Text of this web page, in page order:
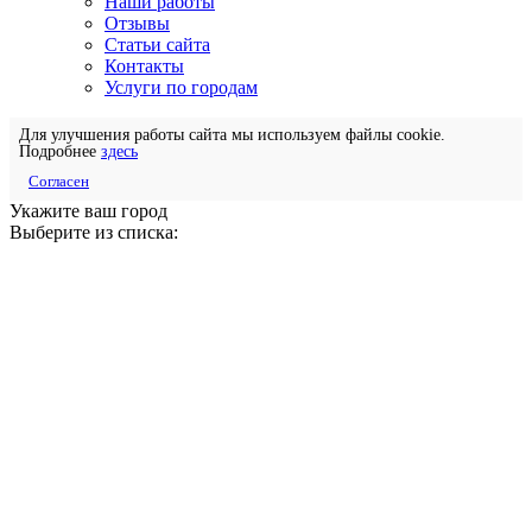
Отзывы
Статьи сайта
Контакты
Услуги по городам
Для улучшения работы сайта мы используем файлы cookie.
Подробнее здесь
Согласен
Укажите ваш город
Выберите из списка: